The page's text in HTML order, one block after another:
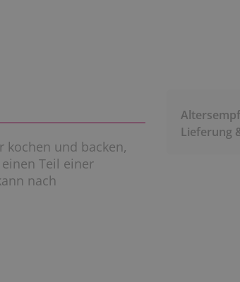
kochen und backen,
Teil einer
nach
Lieferung